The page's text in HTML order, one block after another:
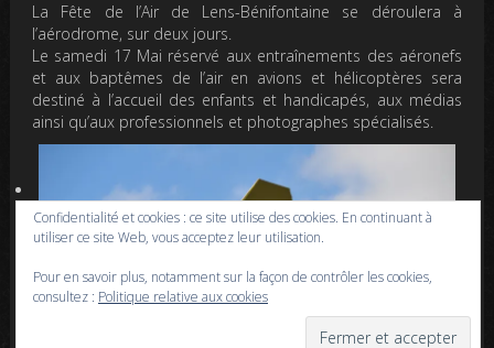
La Fête de l’Air de Lens-Bénifontaine se déroulera à
l’aérodrome, sur deux jours.
Le samedi 17 Mai réservé aux entraînements des aéronefs
et aux baptêmes de l’air en avions et hélicoptères sera
destiné à l’accueil des enfants et handicapés, aux médias
ainsi qu’aux professionnels et photographes spécialisés.
Confidentialité et cookies : ce site utilise des cookies. En continuant à
utiliser ce site Web, vous acceptez leur utilisation.
Pour en savoir plus, notamment sur la façon de contrôler les cookies,
consultez : Politique relative aux cookies